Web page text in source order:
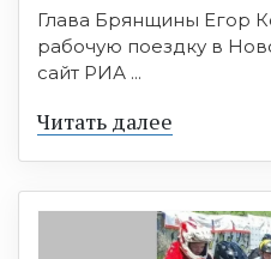
Глава Брянщины Егор
рабочую поездку в
сайт РИА ...
Читать далее